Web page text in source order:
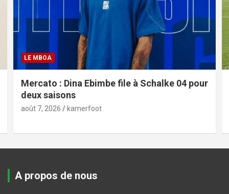
LE MBOA
Mercato : Dina Ebimbe file à Schalke 04 pour
deux saisons
août 7, 2026 kamerfoot
A propos de nous